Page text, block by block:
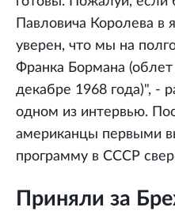
Павловича Королева в
уверен, что мы на
Франка Бормана
декабре 1968 года)", -
одном из интервью.
американцы первыми
программу в СССР
Приняли за